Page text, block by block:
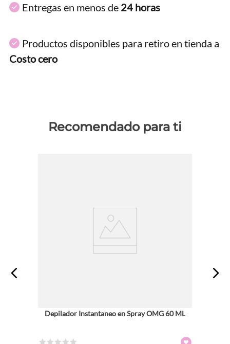
Entregas en menos de 24 horas
Productos disponibles para retiro en tienda a
Costo cero
Recomendado para ti
Depilador Instantaneo en Spray OMG 60 ML